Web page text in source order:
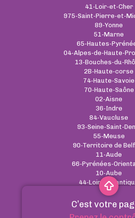
C’est votre
41-Loir-et-Cher
975-Saint-Pierre-et-
89-Yonne
51-Marne
65-Hautes-
04-Alpes-de-Haute-
13-Bouches-du-
2B-Haute-corse
74-Haute-Savoie
70-Haute-Saône
02-Aisne
36-Indre
84-Vaucluse
93-Seine-Saint-
55-Meuse
90-Territoire de
11-Aude
66-Pyrénées-
10-Aube
44-Loire-
RGPD -